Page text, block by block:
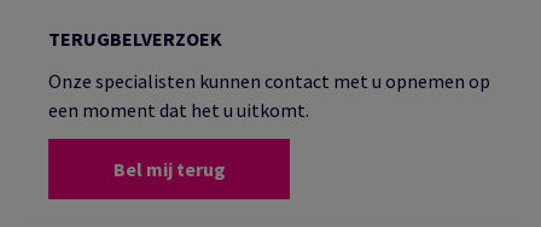
TERUGBELVERZOEK
Onze specialisten kunnen contact met u opnemen op
een moment dat het u uitkomt.
Bel mij terug